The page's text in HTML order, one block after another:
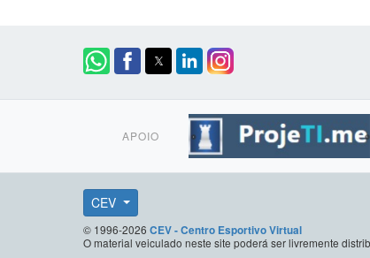
APOIO
CEV
© 1996-2026 CEV - Centro Esportivo Virtual
O material veiculado neste site poderá ser livremente